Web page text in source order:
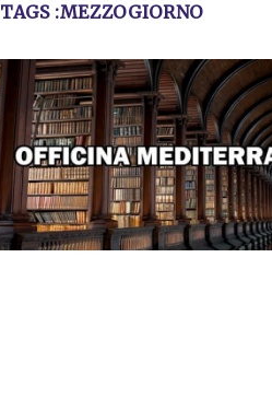
TAGS :MEZZOGIORNO